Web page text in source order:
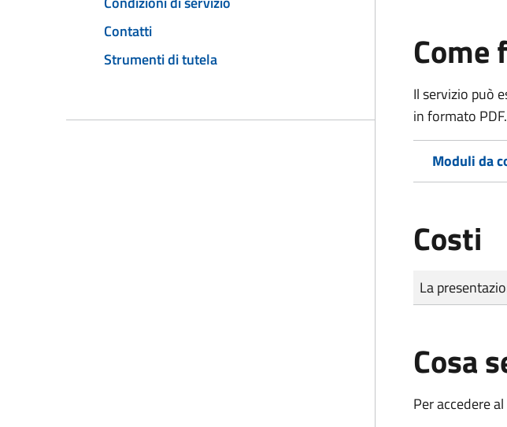
Contatti
Strumenti di tutela
Come
Il servizio può
in formato PDF.
Moduli da
Costi
Tipo di
Importo
La
Cosa
Per accedere